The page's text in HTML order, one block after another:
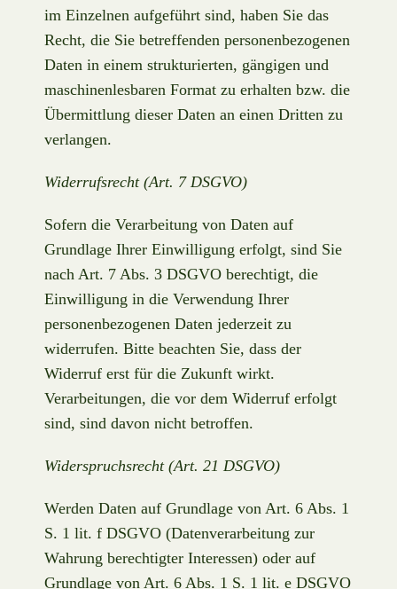
im Einzelnen aufgeführt sind, haben Sie das
Recht, die Sie betreffenden personenbezogenen
Daten in einem strukturierten, gängigen und
maschinenlesbaren Format zu erhalten bzw. die
Übermittlung dieser Daten an einen Dritten zu
verlangen.
Widerrufsrecht (Art. 7 DSGVO)
Sofern die Verarbeitung von Daten auf
Grundlage Ihrer Einwilligung erfolgt, sind Sie
nach Art. 7 Abs. 3 DSGVO berechtigt, die
Einwilligung in die Verwendung Ihrer
personenbezogenen Daten jederzeit zu
widerrufen. Bitte beachten Sie, dass der
Widerruf erst für die Zukunft wirkt.
Verarbeitungen, die vor dem Widerruf erfolgt
sind, sind davon nicht betroffen.
Widerspruchsrecht (Art. 21 DSGVO)
Werden Daten auf Grundlage von Art. 6 Abs. 1
S. 1 lit. f DSGVO (Datenverarbeitung zur
Wahrung berechtigter Interessen) oder auf
Grundlage von Art. 6 Abs. 1 S. 1 lit. e DSGVO